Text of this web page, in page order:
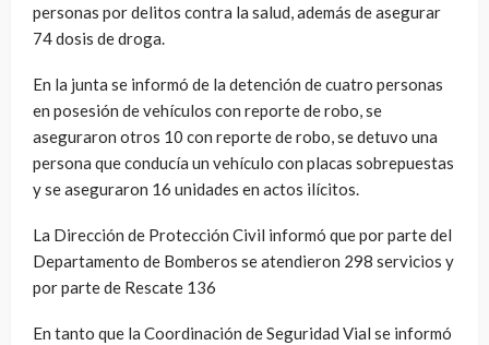
personas por delitos contra la salud, además de asegurar
74 dosis de droga.
En la junta se informó de la detención de cuatro personas
en posesión de vehículos con reporte de robo, se
aseguraron otros 10 con reporte de robo, se detuvo una
persona que conducía un vehículo con placas sobrepuestas
y se aseguraron 16 unidades en actos ilícitos.
La Dirección de Protección Civil informó que por parte del
Departamento de Bomberos se atendieron 298 servicios y
por parte de Rescate 136
En tanto que la Coordinación de Seguridad Vial se informó